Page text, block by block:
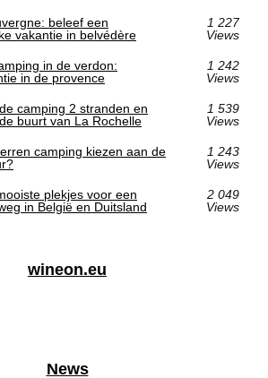
beleef een
vakantie in belvédère
1 227
Views
in de verdon:
in de provence
1 242
Views
camping 2 stranden en
buurt van La Rochelle
1 539
Views
camping kiezen aan de
1 243
Views
plekjes voor een
in België en Duitsland
2 049
Views
wineon.eu
News